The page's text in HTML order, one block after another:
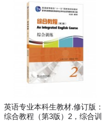
英语专业本科生教材.修订版：
综合教程（第3版）2，综合训